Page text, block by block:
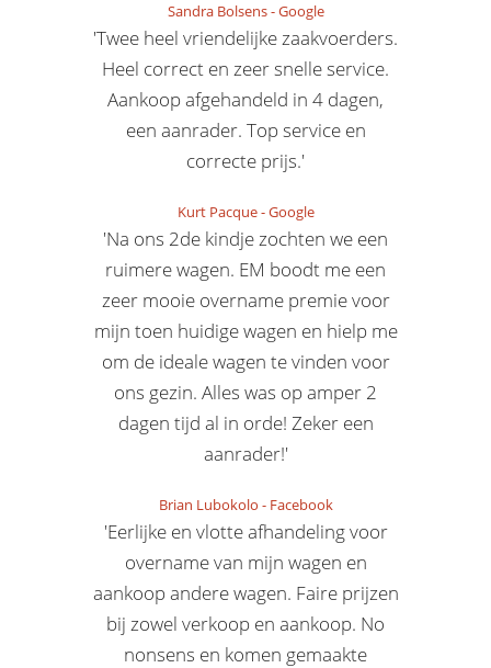
Sandra Bolsens-Google
'Twee heel vriendelijke zaakvoerders.
Heel correct en zeer snelle service.
Aankoop afgehandeld in 4 dagen,
een aanrader. Top service en
correcte prijs.'
Kurt Pacque-Google
'Na ons 2de kindje zochten we een
ruimere wagen. EM boodt me een
zeer mooie overname premie voor
mijn toen huidige wagen en hielp me
om de ideale wagen te vinden voor
ons gezin. Alles was op amper 2
dagen tijd al in orde! Zeker een
aanrader!'
Brian Lubokolo - Facebook
'Eerlijke en vlotte afhandeling voor
overname van mijn wagen en
aankoop andere wagen. Faire prijzen
bij zowel verkoop en aankoop. No
nonsens en komen gemaakte